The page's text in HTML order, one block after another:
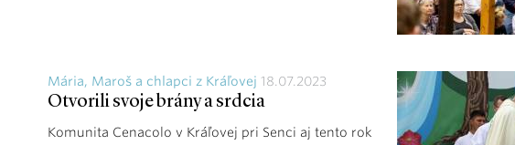
Mária, Maroš a chlapci z Kráľovej 18.07.2023
Otvorili svoje brány a srdcia
Komunita Cenacolo v Kráľovej pri Senci aj tento rok